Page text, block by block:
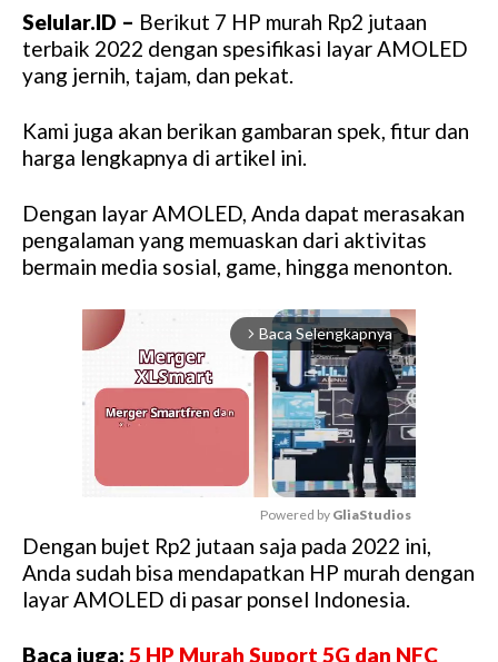
Selular.ID – Berikut 7 HP murah Rp2 jutaan
terbaik 2022 dengan spesifikasi layar AMOLED
yang jernih, tajam, dan pekat.
Kami juga akan berikan gambaran spek, fitur dan
harga lengkapnya di artikel ini.
Dengan layar AMOLED, Anda dapat merasakan
pengalaman yang memuaskan dari aktivitas
bermain media sosial, game, hingga menonton.
arrow_forward_ios Baca Selengkapnya
M
u
t
Powered by GliaStudios
Dengan bujet Rp2 jutaan saja pada 2022 ini,
Anda sudah bisa mendapatkan HP murah dengan
layar AMOLED di pasar ponsel Indonesia.
Baca juga: 5 HP Murah Suport 5G dan NFC